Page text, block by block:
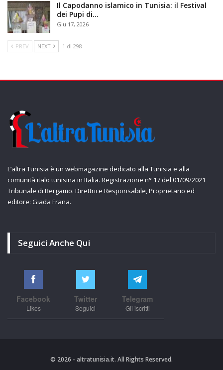
Il Capodanno islamico in Tunisia: il Festival
dei Pupi di…
Giu 17, 2026
PREV NEXT 1 di 298
L’altra Tunisia è un webmagazine dedicato alla Tunisia e alla
comunità italo tunisina in Italia. Registrazione n° 17 del 01/09/2021
Tribunale di Bergamo. Direttrice Responsabile, Proprietario ed
editore: Giada Frana.
Seguici Anche Qui
Facebook
Likes
Twitter
Seguici
Telegram
Gli iscritti
© 2026 - altratunisia.it. All Rights Reserved.